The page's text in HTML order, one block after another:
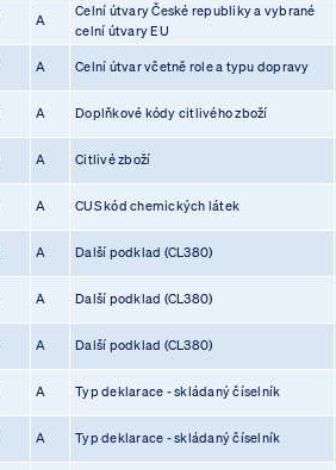
A
Celní útvary České republiky a vybrané
celní útvary EU
A Celní útvar včetně role a typu dopravy
A Doplňkové kódy citlivého zboží
A Citlivé zboží
A CUS kód chemických látek
A Další podklad (CL380)
A Další podklad (CL380)
A Další podklad (CL380)
A Typ deklarace - skládaný číselník
A Typ deklarace - skládaný číselník